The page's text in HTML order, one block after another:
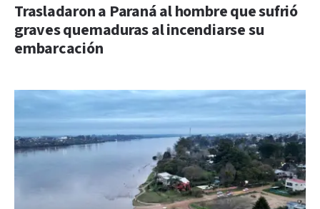
Trasladaron a Paraná al hombre que sufrió
graves quemaduras al incendiarse su
embarcación